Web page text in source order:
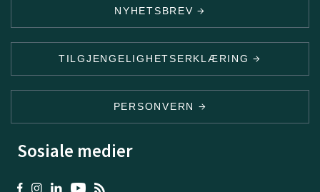
NYHETSBREV
TILGJENGELIGHETSERKLÆRING
PERSONVERN
Sosiale medier